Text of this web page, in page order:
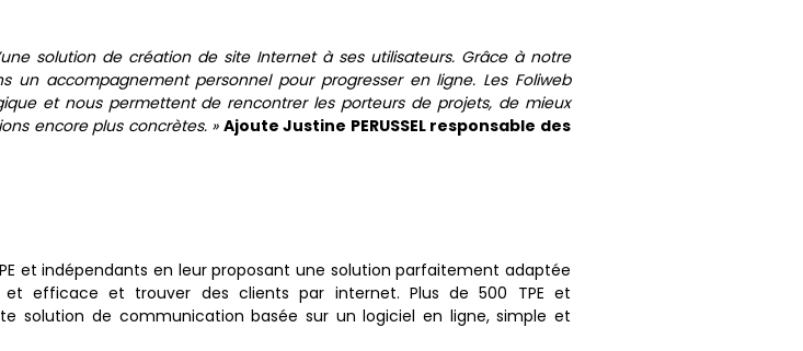
solution de création de site Internet à ses utilisateurs. Grâce à notre
un accompagnement personnel pour progresser en ligne. Les Foliweb
et nous permettent de rencontrer les porteurs de projets, de mieux
encore plus concrètes. » Ajoute Justine PERUSSEL responsable des
et indépendants en leur proposant une solution parfaitement adaptée
efficace et trouver des clients par internet. Plus de 500 TPE et
solution de communication basée sur un logiciel en ligne, simple et